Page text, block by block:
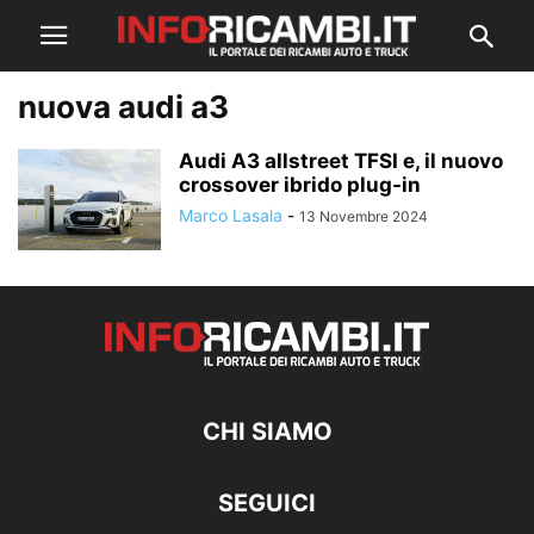
nuova audi a3
Audi A3 allstreet TFSI e, il nuovo
crossover ibrido plug-in
Marco Lasala - 13 Novembre 2024
CHI SIAMO
SEGUICI